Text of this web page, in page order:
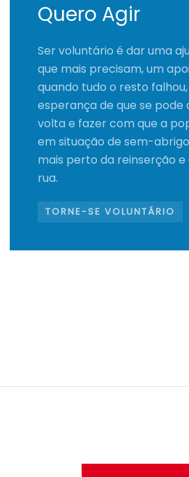
Quero Agir
Ser voluntário é dar uma
que mais precisam, um
quando tudo o resto
esperança de que se pode
volta e fazer com que a
em situação de sem-
mais perto da reinserção e
rua.
TORNE-SE VOLUNTÁRIO